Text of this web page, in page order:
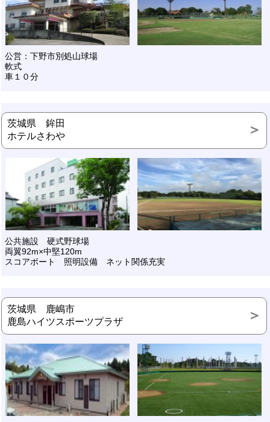
公営：下野市別処山球場
軟式
車１０分
茨城県 鉾田
ホテルさわや
公共施設 硬式野球場
両翼92m×中堅120m
スコアボート 照明設備 ネット関係充実
茨城県 鹿嶋市
鹿島ハイツスポーツプラザ